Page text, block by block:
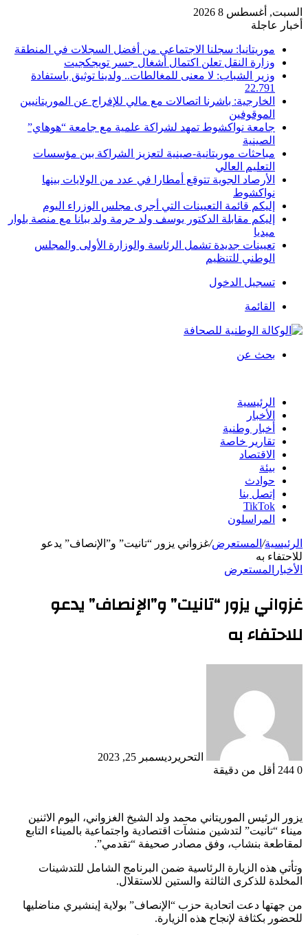
السبت, أغسطس 8 2026
أخبار عاجلة
موريتانيا: سجلنا الاجتماعي من أفضل السجلات في المنطقة
وزارة النقل تعلن اكتمال أشغال جسر تويجكجيت
وزير الشباب: لا معنى للمغالطات.. ولدينا توثيق باستفادة
22.791
الخارجية: باشرنا اتصالات مع مالي للإفراج عن الموريتانيين
الموقوفين
جامعة نواكشوط تمهد لشراكة علمية مع جامعة “هوهاي”
الصينية
مباحثات موريتانية-صينية لتعزيز الشراكة بين مؤسسات
التعليم العالي
الأرصاد الجوية تتوقع أمطارا في عدد من الولايات بينها
نواكشوط
إليكم قائمة التعيينات التي أجرى مجلس الوزراء اليوم
إليكم مقابلة الدكتور يوسف ولد حرمة ولد ببانا مع منصة بلوار
ميديا
تعيينات جديدة تشمل الرئاسة والوزارة الأولى والمجلس
الوطني للتنظيم
تسجيل الدخول
القائمة
بحث عن
الرئيسية
الأخبار
أخبار وطنية
تقارير خاصة
الاقتصاد
بيئة
حوادث
إتصل بنا
TikTok
المراسلون
الرئيسية/ المستعرض/غزواني يزور “تانيت” و”الإنصاف” يدعو
للاحتفاء به
الأخبار المستعرض
غزواني يزور “تانيت” و”الإنصاف” يدعو
للاحتفاء به
التحرير ديسمبر 25, 2023
0
أقل من دقيقة
يزور الرئيس الموريتاني محمد ولد الشيخ الغزواني، اليوم الاثنين
ميناء “تانيت” لتدشين منشآت اقتصادية واجتماعية بالميناء التابع
لمقاطعة بنشاب، وفق مصادر صحيفة “تقدمي”.
وتأتي هذه الزيارة الرئاسية ضمن البرنامج الشامل للتدشينات
المخلدة للذكرى الثالثة والستين للاستقلال.
من جهتها دعت اتحادية حزب “الإنصاف” بولاية إينشيري مناضليها
للحضور بكثافة لإنجاح هذه الزيارة.